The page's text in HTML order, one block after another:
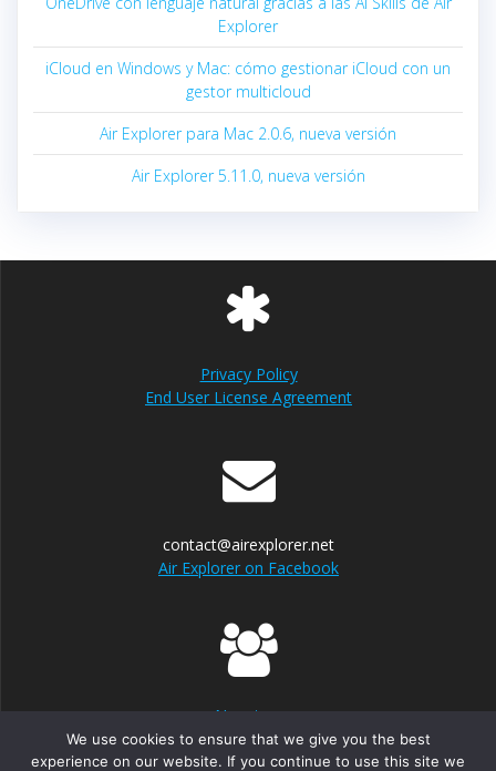
Explorer
iCloud en Windows y Mac: cómo gestionar iCloud con un
gestor multicloud
Air Explorer para Mac 2.0.6, nueva versión
Air Explorer 5.11.0, nueva versión
Privacy Policy
End User License Agreement
contact@airexplorer.net
Air Explorer on Facebook
Nosotros
We use cookies to ensure that we give you the best
experience on our website. If you continue to use this site we